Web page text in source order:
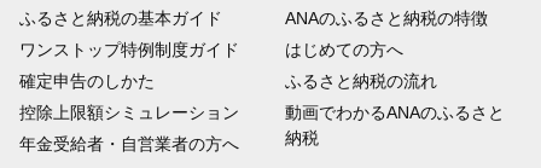
ふるさと納税の基本ガイド
ワンストップ特例制度ガイド
確定申告のしかた
控除上限額シミュレーション
年金受給者・自営業者の方へ
ANAのふるさと納税の特徴
はじめての方へ
ふるさと納税の流れ
動画でわかるANAのふるさと
納税